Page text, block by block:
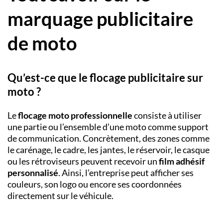
marquage publicitaire
de moto
Qu’est-ce que le flocage publicitaire sur
moto ?
Leflocage moto professionnelleconsiste à utiliser
une partie ou l’ensemble d’une moto comme support
de communication. Concrètement, des zones comme
le carénage, le cadre, les jantes, le réservoir, le casque
ou les rétroviseurs peuvent recevoir unfilm adhésif
personnalisé. Ainsi, l’entreprise peut afficher ses
couleurs, son logo ou encore ses coordonnées
directement sur le véhicule.